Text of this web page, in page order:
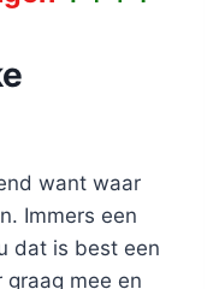
want waar
Immers een
dat is best een
graag mee en